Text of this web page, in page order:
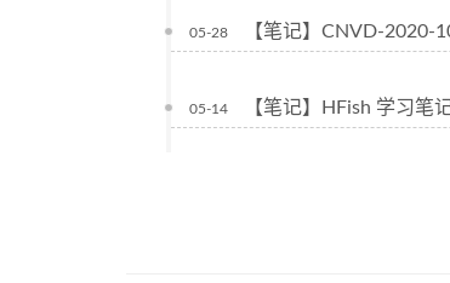
05-28 【笔记】CNVD-2020-
05-14 【笔记】HFish 学习笔